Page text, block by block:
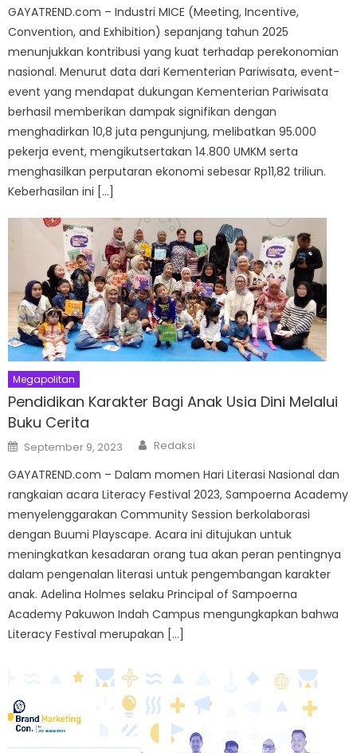
GAYATREND.com – Industri MICE (Meeting, Incentive,
Convention, and Exhibition) sepanjang tahun 2025
menunjukkan kontribusi yang kuat terhadap perekonomian
nasional. Menurut data dari Kementerian Pariwisata, event-
event yang mendapat dukungan Kementerian Pariwisata
berhasil memberikan dampak signifikan dengan
menghadirkan 10,8 juta pengunjung, melibatkan 95.000
pekerja event, mengikutsertakan 14.800 UMKM serta
menghasilkan perputaran ekonomi sebesar Rp11,82 triliun.
Keberhasilan ini […]
Megapolitan
Pendidikan Karakter Bagi Anak Usia Dini Melalui
Buku Cerita
Posted
on
September 9, 2023 Author
Redaksi
GAYATREND.com – Dalam momen Hari Literasi Nasional dan
rangkaian acara Literacy Festival 2023, Sampoerna Academy
menyelenggarakan Community Session berkolaborasi
dengan Buumi Playscape. Acara ini ditujukan untuk
meningkatkan kesadaran orang tua akan peran pentingnya
dalam pengenalan literasi untuk pengembangan karakter
anak. Adelina Holmes selaku Principal of Sampoerna
Academy Pakuwon Indah Campus mengungkapkan bahwa
Literacy Festival merupakan […]